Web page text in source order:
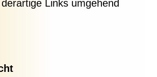
Links umgehend